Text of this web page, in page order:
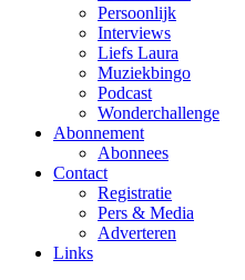
Persoonlijk
Interviews
Liefs Laura
Muziekbingo
Podcast
Wonderchallenge
Abonnement
Abonnees
Contact
Registratie
Pers & Media
Adverteren
Links